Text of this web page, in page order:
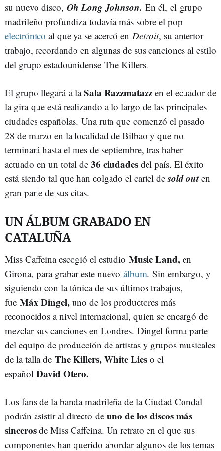
su nuevo disco, Oh Long Johnson. En él, el grupo
madrileño profundiza todavía más sobre el pop
electrónico al que ya se acercó en Detroit, su anterior
trabajo, recordando en algunas de sus canciones al estilo
del grupo estadounidense The Killers.
El grupo llegará a laSala Razzmatazz en el ecuador de
la gira que está realizando a lo largo de las principales
ciudades españolas. Una ruta que comenzó el pasado
28 de marzo en la localidad de Bilbao y que no
terminará hasta el mes de septiembre, tras haber
actuado en un total de 36 ciudades del país. El éxito
está siendo tal que han colgado el cartel desold out en
gran parte de sus citas.
UN ÁLBUM GRABADO EN
CATALUÑA
Miss Caffeina escogió el estudio Music Land, en
Girona, para grabar este nuevo álbum. Sin embargo, y
siguiendo con la tónica de sus últimos trabajos,
fue Máx Dingel, uno de los productores más
reconocidos a nivel internacional, quien se encargó de
mezclar sus canciones en Londres. Dingel forma parte
del equipo de producción de artistas y grupos musicales
de la talla de The Killers, White Lies o el
español David Otero.
Los fans de la banda madrileña de la Ciudad Condal
podrán asistir al directo de uno de los discos más
sinceros de Miss Caffeina. Un retrato en el que sus
componentes han querido abordar algunos de los temas